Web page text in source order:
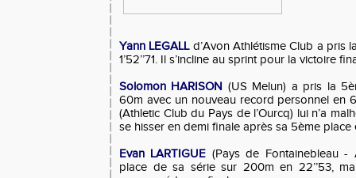
Yann LEGALLd’Avon Athlétisme Club a pris
1’52’’71. Il s’incline au sprint pour la victoire
Solomon HARISON (US Melun) a pris la
60m avec un nouveau record personnel en
(Athletic Club du Pays de l’Ourcq) lui n’a
se hisser en demi finale après sa 5ème place
Evan LARTIGUE (Pays de Fontainebleau
place de sa série sur 200m en 22’’53,